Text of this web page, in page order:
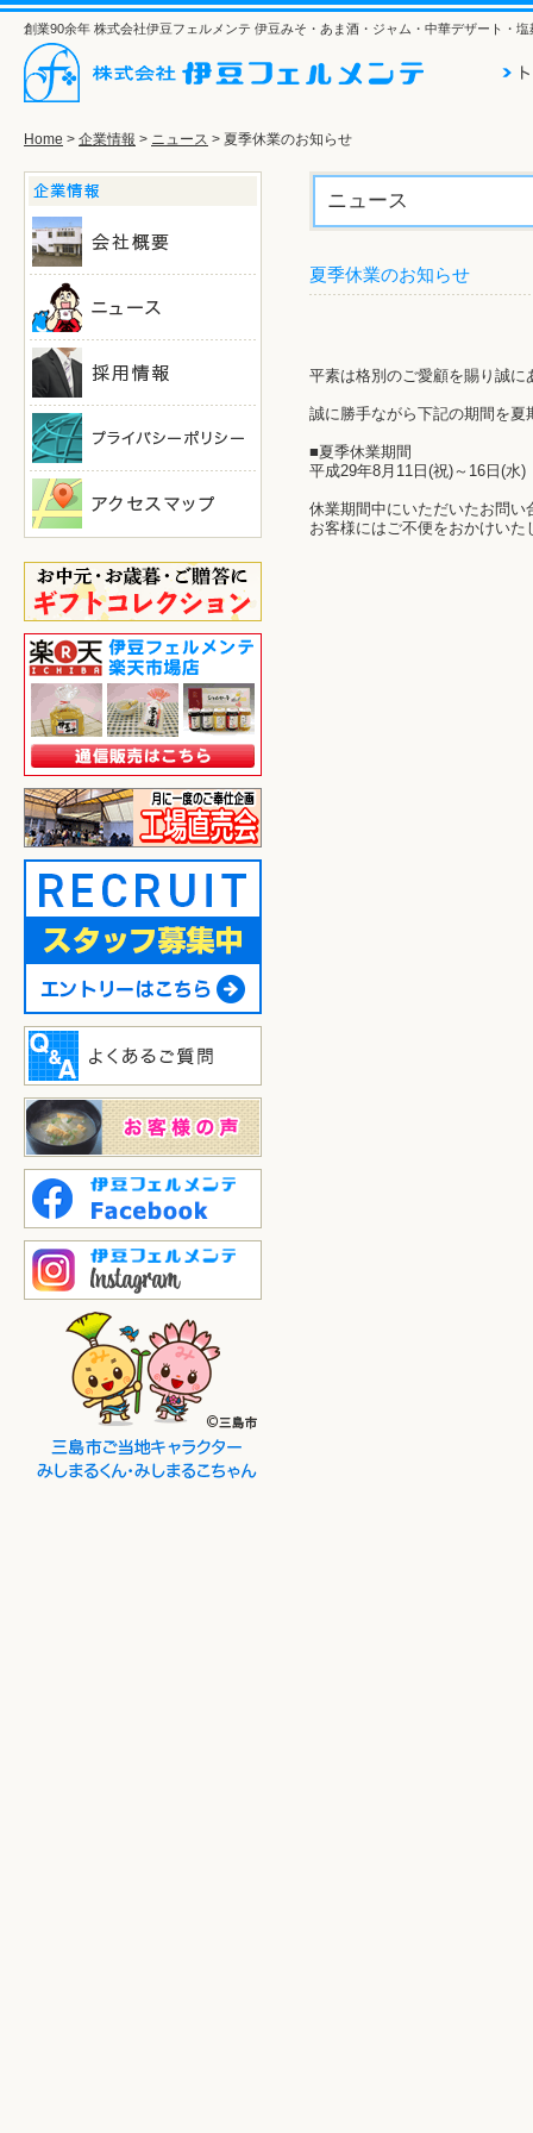
創業90余年 株式会社伊豆フェルメンテ 伊豆みそ・あま酒・ジャム・中華デザート・
Home > 企業情報 > ニュース > 夏季休業のお知らせ
ニュース
夏季休業のお知らせ
平素は格別のご愛顧を賜り誠に
誠に勝手ながら下記の期間を
■夏季休業期間
平成29年8月11日(祝)～16日(水)
休業期間中にいただいたお問
お客様にはご不便をおかけい